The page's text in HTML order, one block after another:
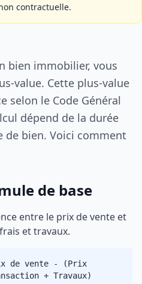
contractuelle.
bien immobilier, vous
value. Cette plus-value
selon le Code Général
dépend de la durée
bien. Voici comment
de base
entre le prix de vente et
et travaux.
de vente - (Prix
+ Travaux)